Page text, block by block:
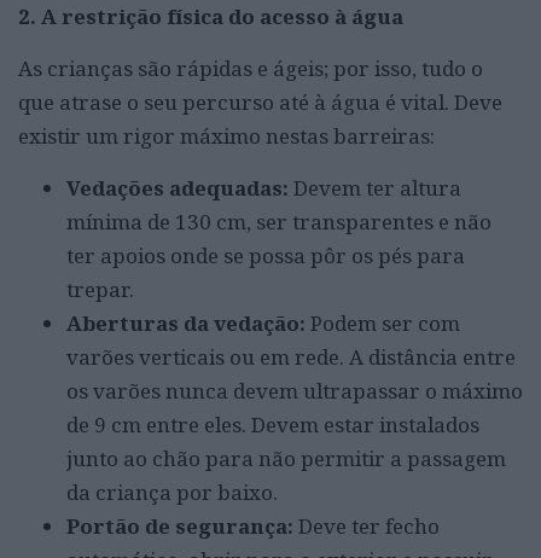
2. A restrição física do acesso à água
As crianças são rápidas e ágeis; por isso, tudo o
que atrase o seu percurso até à água é vital. Deve
existir um rigor máximo nestas barreiras:
Vedações adequadas: Devem ter altura
mínima de 130 cm, ser transparentes e não
ter apoios onde se possa pôr os pés para
trepar.
Aberturas da vedação: Podem ser com
varões verticais ou em rede. A distância entre
os varões nunca devem ultrapassar o máximo
de 9 cm entre eles. Devem estar instalados
junto ao chão para não permitir a passagem
da criança por baixo.
Portão de segurança: Deve ter fecho